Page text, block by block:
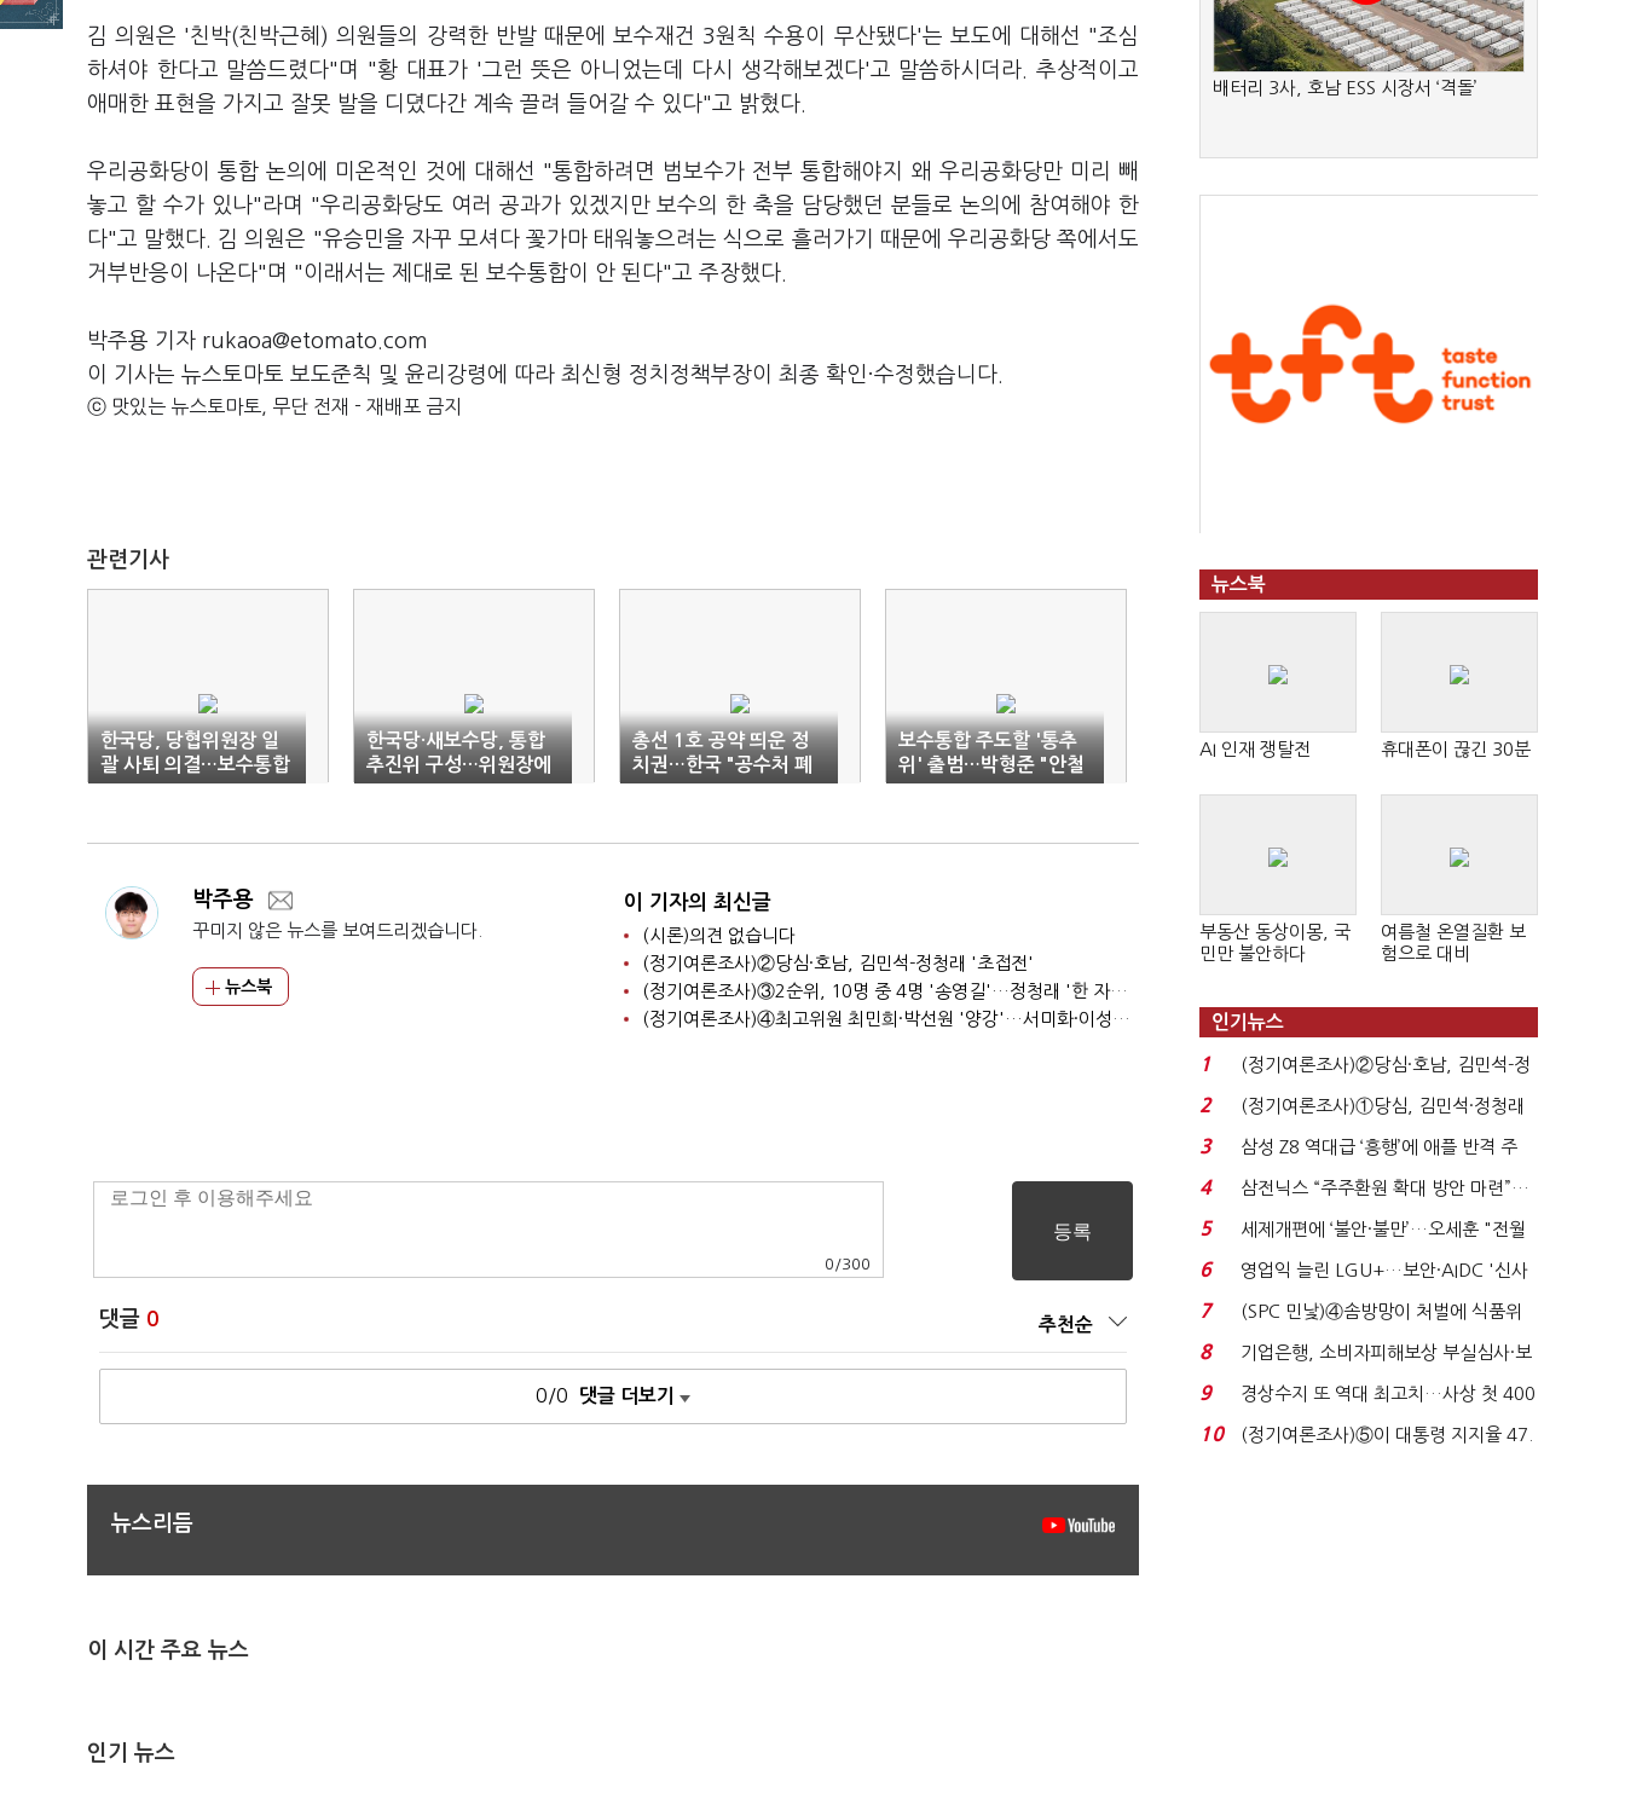
김 의원은 '친박(친박근혜) 의원들의 강력한 반발 때문에 보수재건 3원칙 수용이 무산됐다'는 보도에 대해선 "조심
하셔야 한다고 말씀드렸다"며 "황 대표가 '그런 뜻은 아니었는데 다시 생각해보겠다'고 말씀하시더라. 추상적이고
애매한 표현을 가지고 잘못 발을 디뎠다간 계속 끌려 들어갈 수 있다"고 밝혔다.
우리공화당이 통합 논의에 미온적인 것에 대해선 "통합하려면 범보수가 전부 통합해야지 왜 우리공화당만 미리 빼
놓고 할 수가 있나"라며 "우리공화당도 여러 공과가 있겠지만 보수의 한 축을 담당했던 분들로 논의에 참여해야 한
다"고 말했다. 김 의원은 "유승민을 자꾸 모셔다 꽃가마 태워놓으려는 식으로 흘러가기 때문에 우리공화당 쪽에서도
거부반응이 나온다"며 "이래서는 제대로 된 보수통합이 안 된다"고 주장했다.
박주용 기자 rukaoa@etomato.com
이 기사는 뉴스토마토 보도준칙 및 윤리강령에 따라 최신형 정치정책부장이 최종 확인·수정했습니다.
ⓒ 맛있는 뉴스토마토, 무단 전재 - 재배포 금지
관련기사
한국당, 당협위원장 일
괄 사퇴 의결…보수통합
위한 '전략적 물갈이' 나
한국당·새보수당, 통합
추진위 구성…위원장에
박형준
총선 1호 공약 띄운 정
치권…한국 "공수처 폐
지"·정의 "20세에 300
보수통합 주도할 '통추
위' 출범…박형준 "안철
수까지 참여해야"
박주용
꾸미지 않은 뉴스를 보여드리겠습니다.
뉴스북
이 기자의 최신글
(시론)의견 없습니다
(정기여론조사)②당심·호남, 김민석-정청래 '초접전'
(정기여론조사)③2순위, 10명 중 4명 '송영길'…정청래 '한 자릿수'
(정기여론조사)④최고위원 최민희·박선원 '양강'…서미화·이성윤·임미애 뒤이어
0 /300
댓글 0 추천순
0/0 댓글 더보기
뉴스리듬
이 시간 주요 뉴스
인기 뉴스
배터리 3사, 호남 ESS 시장서 ‘격돌’
뉴스북
AI 인재 쟁탈전 휴대폰이 끊긴 30분
부동산 동상이몽, 국
민만 불안하다
여름철 온열질환 보
험으로 대비
인기뉴스
1
(정기여론조사)②당심·호남, 김민석-정
청래 '초접전'...
2
(정기여론조사)①당심, 김민석·정청래
'초접전'…대통령 ...
3
삼성 Z8 역대급 ‘흥행’에 애플 반격 주
목…9월 ‘폴...
4
삼전닉스 “주주환원 확대 방안 마련”…
로이터에 성명...
5
세제개편에 ‘불안·불만’…오세훈 "전월
세 구하기 더 ...
6
영업익 늘린 LGU+…보안·AIDC '신사
업 드라이브'...
7
(SPC 민낯)④솜방망이 처벌에 식품위
생법 위반 반복...
8
기업은행, 소비자피해보상 부실심사·보
이스피싱 공시 ...
9
경상수지 또 역대 최고치…사상 첫 400
억달러에 '3% 성...
10
(정기여론조사)⑤이 대통령 지지율 47.